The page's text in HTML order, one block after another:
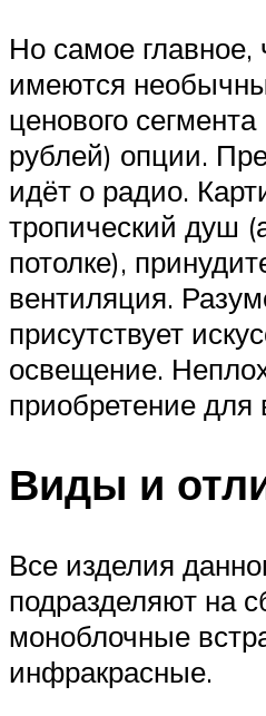
Но самое главное,
имеются
ценового
рублей) опции.
идёт о радио.
тропический душ
потолке),
вентиляция.
присутствует
освещение.
приобретение для
Виды и
Все изделия
подразделяют на
моноблочные
инфракрасные.